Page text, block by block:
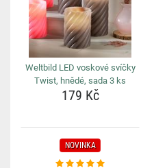
Weltbild LED voskové svíčky
Twist, hnědé, sada 3 ks
179 Kč
NOVINKA